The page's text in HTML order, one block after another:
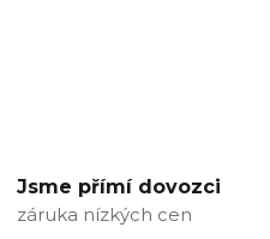
Jsme přímí dovozci
záruka nízkých cen